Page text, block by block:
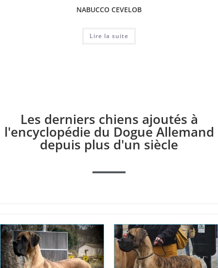
NABUCCO CEVELOB
Lire la suite
Les derniers chiens ajoutés à
l'encyclopédie du Dogue Allemand
depuis plus d'un siècle